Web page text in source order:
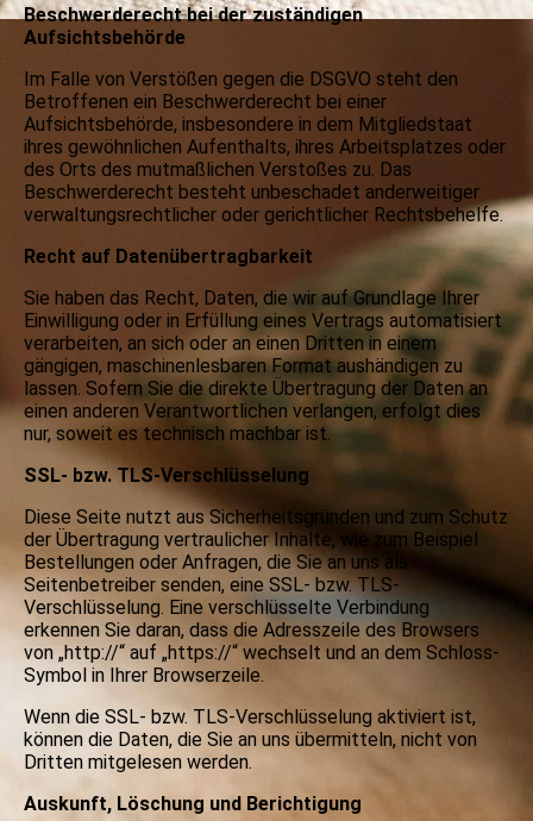
Beschwerderecht bei der zuständigen
Aufsichtsbehörde
Im Falle von Verstößen gegen die DSGVO steht den
Betroffenen ein Beschwerderecht bei einer
Aufsichtsbehörde, insbesondere in dem Mitgliedstaat
ihres gewöhnlichen Aufenthalts, ihres Arbeitsplatzes oder
des Orts des mutmaßlichen Verstoßes zu. Das
Beschwerderecht besteht unbeschadet anderweitiger
verwaltungsrechtlicher oder gerichtlicher Rechtsbehelfe.
Recht auf Datenübertragbarkeit
Sie haben das Recht, Daten, die wir auf Grundlage Ihrer
Einwilligung oder in Erfüllung eines Vertrags automatisiert
verarbeiten, an sich oder an einen Dritten in einem
gängigen, maschinenlesbaren Format aushändigen zu
lassen. Sofern Sie die direkte Übertragung der Daten an
einen anderen Verantwortlichen verlangen, erfolgt dies
nur, soweit es technisch machbar ist.
SSL- bzw. TLS-Verschlüsselung
Diese Seite nutzt aus Sicherheitsgründen und zum Schutz
der Übertragung vertraulicher Inhalte, wie zum Beispiel
Bestellungen oder Anfragen, die Sie an uns als
Seitenbetreiber senden, eine SSL- bzw. TLS-
Verschlüsselung. Eine verschlüsselte Verbindung
erkennen Sie daran, dass die Adresszeile des Browsers
von „http://“ auf „https://“ wechselt und an dem Schloss-
Symbol in Ihrer Browserzeile.
Wenn die SSL- bzw. TLS-Verschlüsselung aktiviert ist,
können die Daten, die Sie an uns übermitteln, nicht von
Dritten mitgelesen werden.
Auskunft, Löschung und Berichtigung